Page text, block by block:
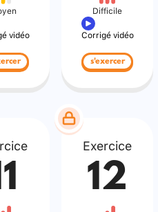
vidéo
Difficile
Corrigé vidéo
s'exercer
Exercice
12